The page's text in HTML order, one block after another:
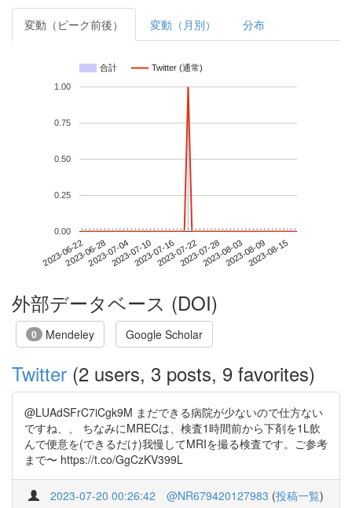
変動（ピーク前後） 変動（月別） 分布
合計 Twitter (通常)
2023-06-222023-06-282023-07-042023-07-102023-07-162023-07-222023-07-282023-08-032023-08-092023-08-15
0.00
0.25
0.50
0.75
1.00
外部データベース (DOI)
0 Mendeley Google Scholar
Twitter (2 users, 3 posts, 9 favorites)
@LUAdSFrC7iCgk9M まだできる病院が少ないので仕方ない
ですね、、 ちなみにMRECは、検査1時間前から下剤を1L飲
んで便意を(できるだけ)我慢してMRIを撮る検査です。ご参考
まで〜 https://t.co/GgCzKV399L
2023-07-20 00:26:42 @NR679420127983 (投稿一覧)